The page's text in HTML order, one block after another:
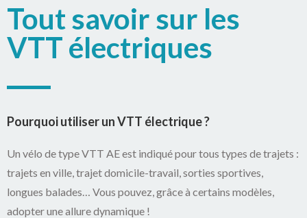
Tout savoir sur les
VTT électriques
Pourquoi utiliser un VTT électrique ?
Un vélo de type VTT AE est indiqué pour tous types de trajets :
trajets en ville, trajet domicile-travail, sorties sportives,
longues balades… Vous pouvez, grâce à certains modèles,
adopter une allure dynamique !